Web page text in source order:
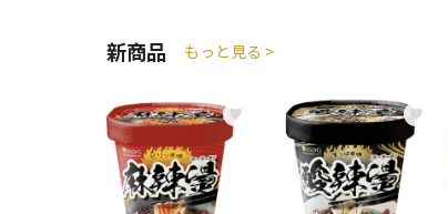
新商品 もっと見る >
♥ ♥